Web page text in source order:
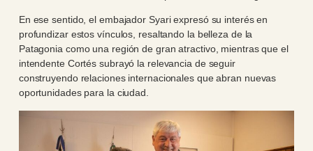
En ese sentido, el embajador Syari expresó su interés en
profundizar estos vínculos, resaltando la belleza de la
Patagonia como una región de gran atractivo, mientras que el
intendente Cortés subrayó la relevancia de seguir
construyendo relaciones internacionales que abran nuevas
oportunidades para la ciudad.